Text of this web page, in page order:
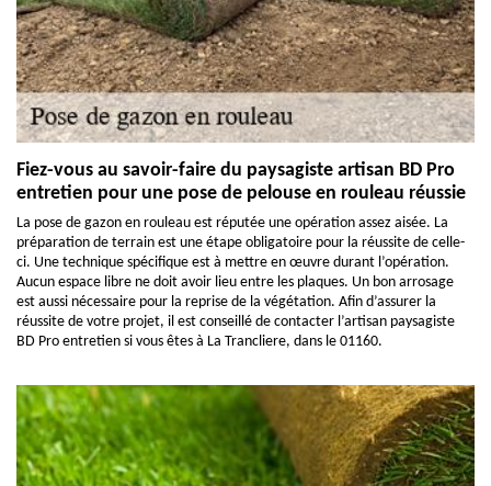
Fiez-vous au savoir-faire du paysagiste artisan BD Pro
entretien pour une pose de pelouse en rouleau réussie
La pose de gazon en rouleau est réputée une opération assez aisée. La
préparation de terrain est une étape obligatoire pour la réussite de celle-
ci. Une technique spécifique est à mettre en œuvre durant l’opération.
Aucun espace libre ne doit avoir lieu entre les plaques. Un bon arrosage
est aussi nécessaire pour la reprise de la végétation. Afin d’assurer la
réussite de votre projet, il est conseillé de contacter l’artisan paysagiste
BD Pro entretien si vous êtes à La Trancliere, dans le 01160.